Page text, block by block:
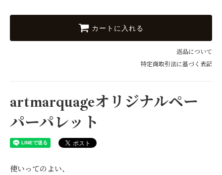
カートに入れる
返品について
特定商取引法に基づく表記
artmarquageオリジナルペー
パーパレット
使いってのよい、